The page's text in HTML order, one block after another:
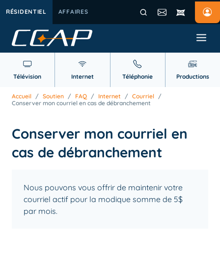
RÉSIDENTIEL AFFAIRES
Télévision Internet Téléphonie Productions
Accueil / Soutien / FAQ / Internet / Courriel /
Conserver mon courriel en cas de débranchement
Conserver mon courriel en
cas de débranchement
Nous pouvons vous offrir de maintenir votre
courriel actif pour la modique somme de 5$
par mois.